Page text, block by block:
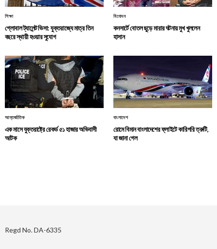
শিক্ষা
গ্লোবাল ট্যালেন্ট ভিসা: যুক্তরাজ্যে মাত্র তিন
বছরে স্থায়ী হওয়ার সুযোগ
বিনোদন
কনসার্টে বোতল ছুড়ে মারার ঘটনায় মুখ খুললেন
হাসান
আন্তর্জাতিক
এক মাসে যুক্তরাষ্ট্রে রেকর্ড ৫১ হাজার অভিবাসী
আটক
বাংলাদেশ
রোমে বিমান বাংলাদেশের ফ্লাইটে কারিগরি ত্রুটি,
যা জানা গেল
Regd No. DA-6335